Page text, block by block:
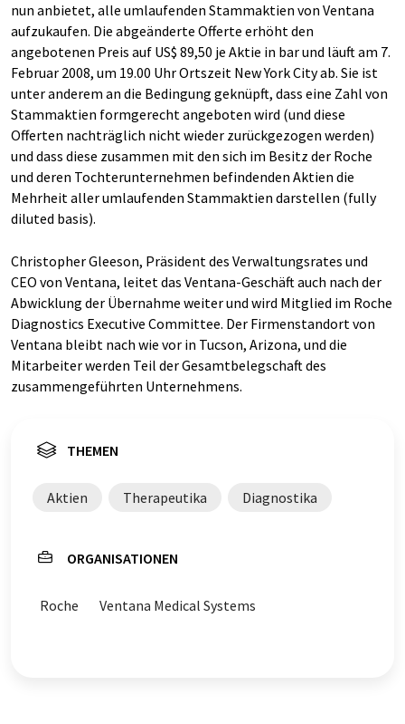
nun anbietet, alle umlaufenden Stammaktien von Ventana
aufzukaufen. Die abgeänderte Offerte erhöht den
angebotenen Preis auf US$ 89,50 je Aktie in bar und läuft am 7.
Februar 2008, um 19.00 Uhr Ortszeit New York City ab. Sie ist
unter anderem an die Bedingung geknüpft, dass eine Zahl von
Stammaktien formgerecht angeboten wird (und diese
Offerten nachträglich nicht wieder zurückgezogen werden)
und dass diese zusammen mit den sich im Besitz der Roche
und deren Tochterunternehmen befindenden Aktien die
Mehrheit aller umlaufenden Stammaktien darstellen (fully
diluted basis).
Christopher Gleeson, Präsident des Verwaltungsrates und
CEO von Ventana, leitet das Ventana-Geschäft auch nach der
Abwicklung der Übernahme weiter und wird Mitglied im Roche
Diagnostics Executive Committee. Der Firmenstandort von
Ventana bleibt nach wie vor in Tucson, Arizona, und die
Mitarbeiter werden Teil der Gesamtbelegschaft des
zusammengeführten Unternehmens.
THEMEN
Aktien Therapeutika Diagnostika
ORGANISATIONEN
Roche Ventana Medical Systems